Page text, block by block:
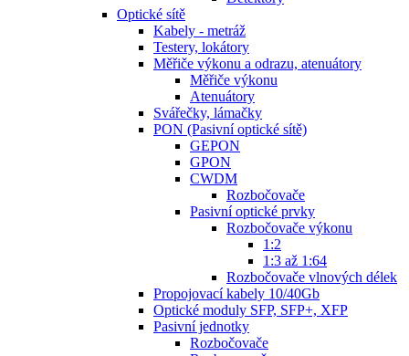
Optické sítě
Kabely - metráž
Testery, lokátory
Měřiče výkonu a odrazu, atenuátory
Měřiče výkonu
Atenuátory
Svářečky, lámačky
PON (Pasivní optické sítě)
GEPON
GPON
CWDM
Rozbočovače
Pasivní optické prvky
Rozbočovače výkonu
1:2
1:3 až 1:64
Rozbočovače vlnových délek
Propojovací kabely 10/40Gb
Optické moduly SFP, SFP+, XFP
Pasivní jednotky
Rozbočovače